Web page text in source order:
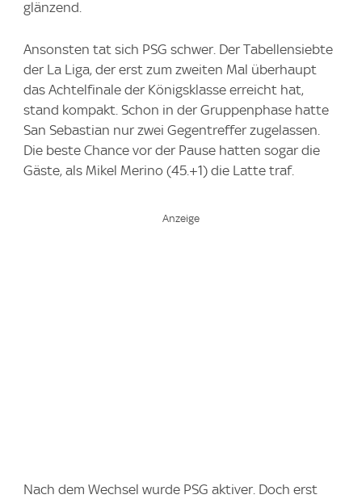
glänzend.
Ansonsten tat sich PSG schwer. Der Tabellensiebte
der La Liga, der erst zum zweiten Mal überhaupt
das Achtelfinale der Königsklasse erreicht hat,
stand kompakt. Schon in der Gruppenphase hatte
San Sebastian nur zwei Gegentreffer zugelassen.
Die beste Chance vor der Pause hatten sogar die
Gäste, als Mikel Merino (45.+1) die Latte traf.
Nach dem Wechsel wurde PSG aktiver. Doch erst